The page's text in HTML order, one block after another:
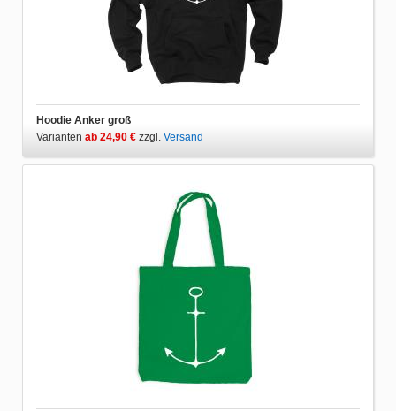
Hoodie Anker groß
Varianten ab 24,90 € zzgl. Versand